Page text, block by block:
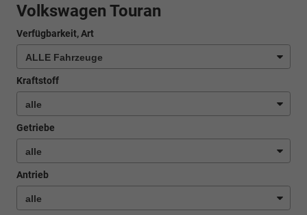
Volkswagen Touran
Verfügbarkeit, Art
Kraftstoff
Getriebe
Antrieb